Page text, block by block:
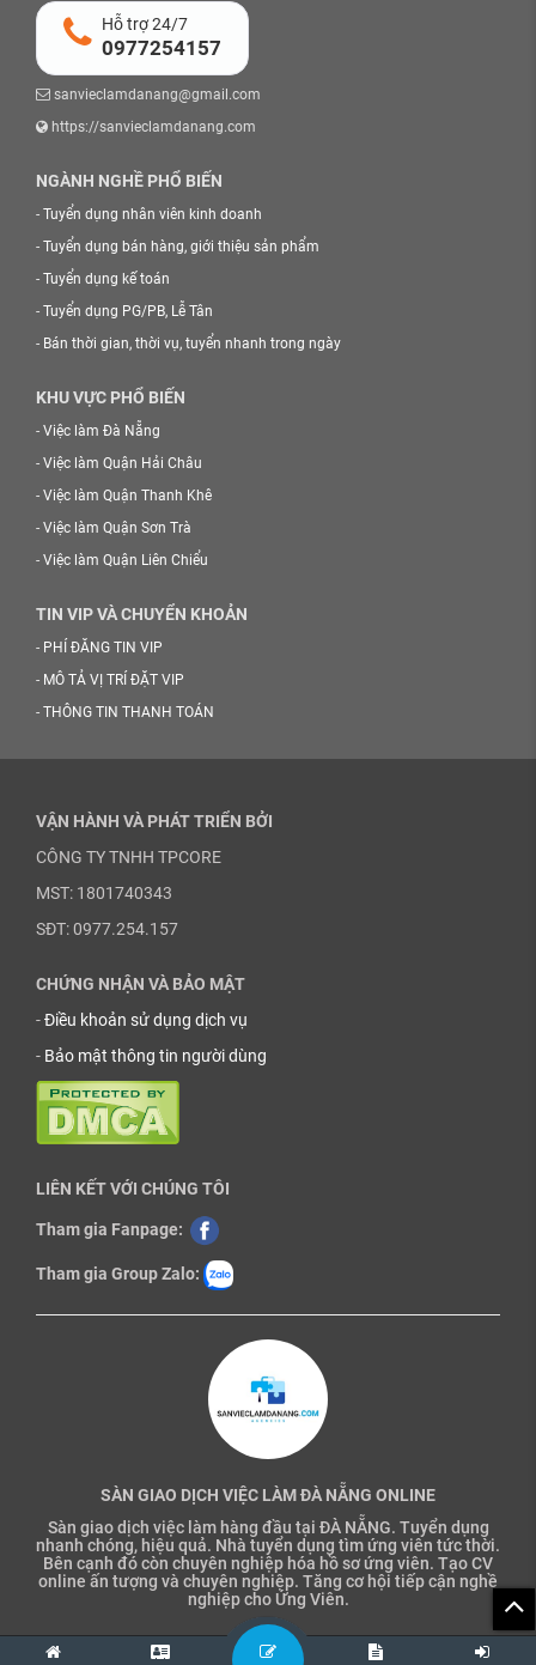
Hỗ trợ 24/7
0977254157
sanvieclamdanang@gmail.com
https://sanvieclamdanang.com
NGÀNH NGHỀ PHỔ BIẾN
- Tuyển dụng nhân viên kinh doanh
- Tuyển dụng bán hàng, giới thiệu sản phẩm
- Tuyển dụng kế toán
- Tuyển dụng PG/PB, Lễ Tân
- Bán thời gian, thời vụ, tuyển nhanh trong ngày
KHU VỰC PHỔ BIẾN
- Việc làm Đà Nẵng
- Việc làm Quận Hải Châu
- Việc làm Quận Thanh Khê
- Việc làm Quận Sơn Trà
- Việc làm Quận Liên Chiểu
TIN VIP VÀ CHUYỂN KHOẢN
- PHÍ ĐĂNG TIN VIP
- MÔ TẢ VỊ TRÍ ĐẶT VIP
- THÔNG TIN THANH TOÁN
VẬN HÀNH VÀ PHÁT TRIỂN BỞI
CÔNG TY TNHH TPCORE
MST: 1801740343
SĐT: 0977.254.157
CHỨNG NHẬN VÀ BẢO MẬT
-Điều khoản sử dụng dịch vụ
- Bảo mật thông tin người dùng
LIÊN KẾT VỚI CHÚNG TÔI
Tham gia Fanpage:
Tham gia Group Zalo:
SÀN GIAO DỊCH VIỆC LÀM ĐÀ NẴNG ONLINE
Sàn giao dịch việc làm hàng đầu tại ĐÀ NẴNG. Tuyển dụng
nhanh chóng, hiệu quả. Nhà tuyển dụng tìm ứng viên tức thời.
Bên cạnh đó còn chuyên nghiệp hóa hồ sơ ứng viên. Tạo CV
online ấn tượng và chuyên nghiệp. Tăng cơ hội tiếp cận nghề
nghiệp cho Ứng Viên.